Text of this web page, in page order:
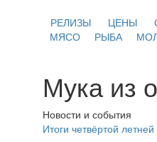
РЕЛИЗЫ
ЦЕНЫ
МЯСО
РЫБА
Мука из
Новости и события
Итоги четвёртой